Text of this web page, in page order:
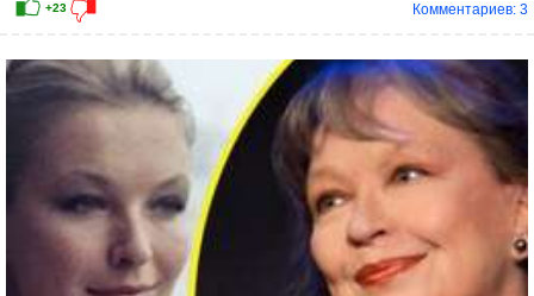
+7
Комментариев: 3